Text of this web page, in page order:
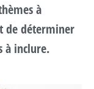
à
de déterminer
à inclure.